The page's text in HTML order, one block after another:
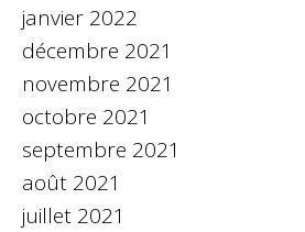
janvier 2022
décembre 2021
novembre 2021
octobre 2021
septembre 2021
août 2021
juillet 2021